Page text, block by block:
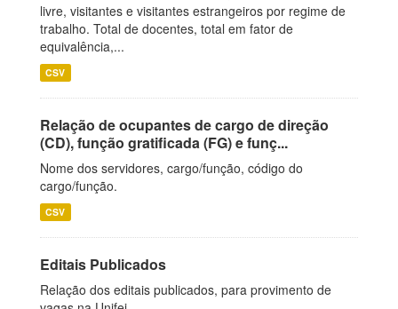
livre, visitantes e visitantes estrangeiros por regime de
trabalho. Total de docentes, total em fator de
equivalência,...
CSV
Relação de ocupantes de cargo de direção
(CD), função gratificada (FG) e funç...
Nome dos servidores, cargo/função, código do
cargo/função.
CSV
Editais Publicados
Relação dos editais publicados, para provimento de